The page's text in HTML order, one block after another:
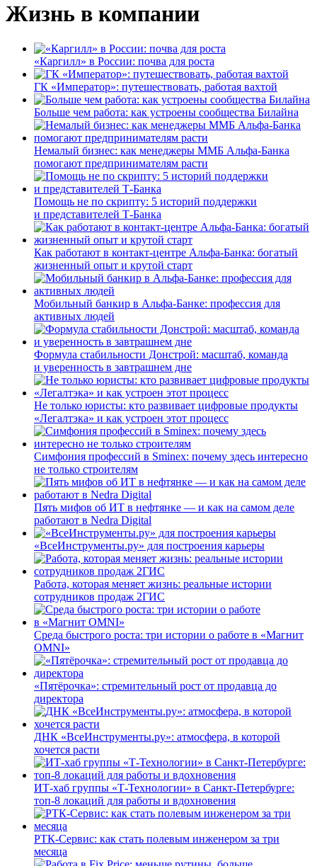
Жизнь в компании
«Каргилл» в России: почва для роста
ГК «Император»: путешествовать, работая вахтой
Больше чем работа: как устроены сообщества Билайна
Немалый бизнес: как менеджеры ММБ Альфа-Банка
помогают предпринимателям расти
Помощь не по скрипту: 5 историй поддержки
и представителей Т-Банка
Как работают в контакт-центре Альфа-Банка: богатый
жизненный опыт и крутой старт
Мобильный банкир в Альфа-Банке: профессия для
активных людей
Формула стабильности Донстрой: масштаб, команда
и уверенность в завтрашнем дне
Не только юристы: кто развивает цифровые продукты
«Легалтэка» и как устроен этот процесс
Симфония профессий в Sminex: почему здесь интересно
не только строителям
Пять мифов об ИТ в нефтянке — и как на самом деле
работают в Nedra Digital
«ВсеИнструменты.ру» для построения карьеры
Работа, которая меняет жизнь: реальные истории
сотрудников продаж 2ГИС
Среда быстрого роста: три истории о работе в «Магнит
OMNI»
«Пятёрочка»: стремительный рост от продавца до
директора
ДНК «ВсеИнструменты.ру»: атмосфера, в которой
хочется расти
ИТ-хаб группы «Т-Технологии» в Санкт-Петербурге:
топ-8 локаций для работы и вдохновения
РТК-Сервис: как стать полевым инженером за три
месяца